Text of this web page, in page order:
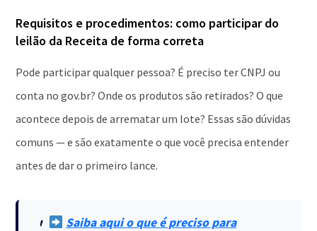
Requisitos e procedimentos: como participar do
leilão da Receita de forma correta
Pode participar qualquer pessoa? É preciso ter CNPJ ou
conta no gov.br? Onde os produtos são retirados? O que
acontece depois de arrematar um lote? Essas são dúvidas
comuns — e são exatamente o que você precisa entender
antes de dar o primeiro lance.
Saiba aqui o que é preciso para